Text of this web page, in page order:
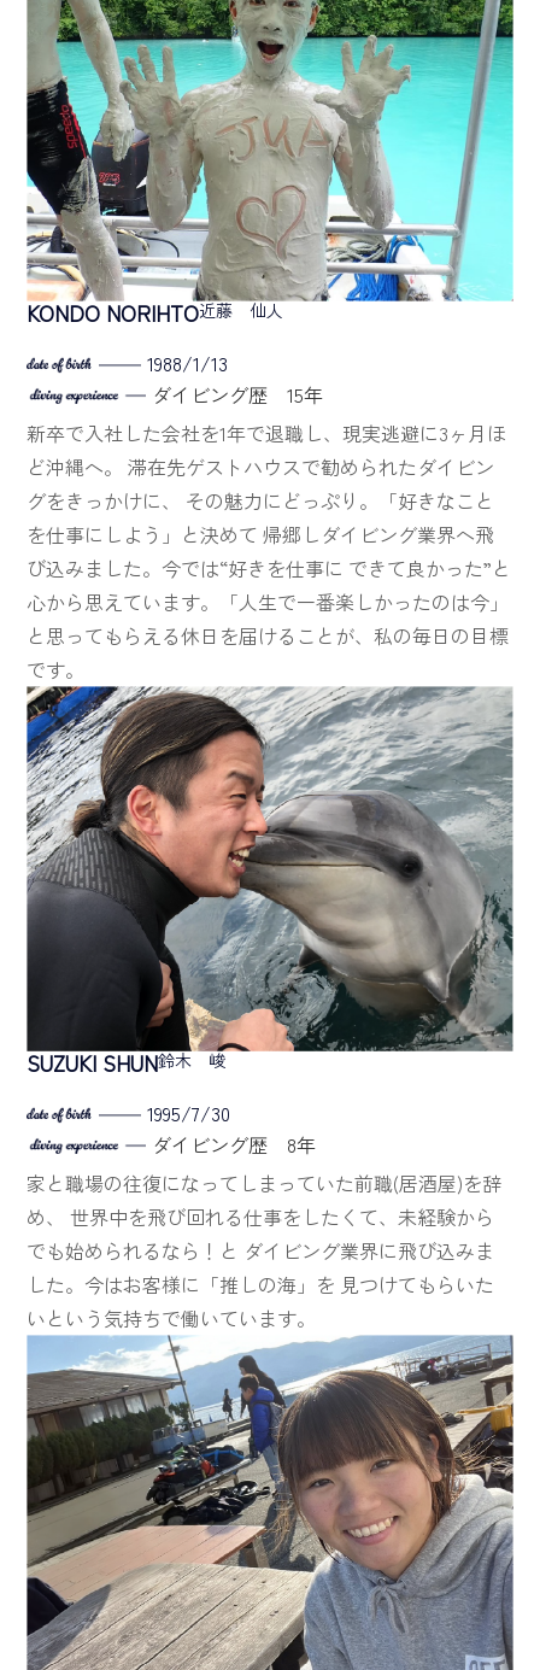
KONDO NORIHTO近藤 仙人
1988/1/13
ダイビング歴 15年
新卒で入社した会社を1年で退職し、現実逃避に3ヶ月ほ
ど沖縄へ。 滞在先ゲストハウスで勧められたダイビン
グをきっかけに、 その魅力にどっぷり。「好きなこと
を仕事にしよう」と決めて 帰郷しダイビング業界へ飛
び込みました。今では“好きを仕事に できて良かった”と
心から思えています。「人生で一番楽しかったのは今」
と思ってもらえる休日を届けることが、私の毎日の目標
です。
SUZUKI SHUN鈴木 峻
1995/7/30
ダイビング歴 8年
家と職場の往復になってしまっていた前職(居酒屋)を辞
め、
世界中を飛び回れる仕事をしたくて、未経験から
でも始められるなら！と ダイビング業界に飛び込みま
した。今はお客様に「推しの海」を 見つけてもらいた
いという気持ちで働いています。